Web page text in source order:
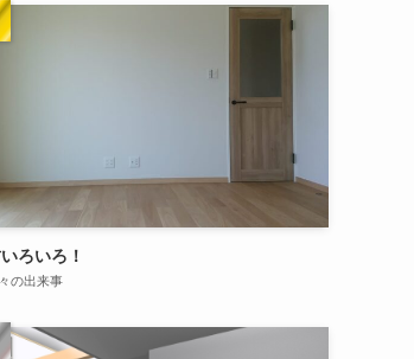
ろいろ！
の出来事